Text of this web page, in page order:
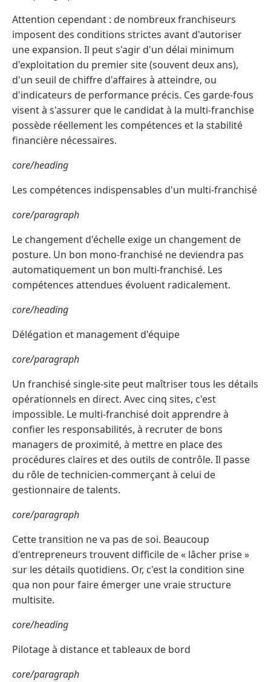
Attention cependant : de nombreux franchiseurs
imposent des conditions strictes avant d'autoriser
une expansion. Il peut s'agir d'un délai minimum
d'exploitation du premier site (souvent deux ans),
d'un seuil de chiffre d'affaires à atteindre, ou
d'indicateurs de performance précis. Ces garde-fous
visent à s'assurer que le candidat à la multi-franchise
possède réellement les compétences et la stabilité
financière nécessaires.
core/heading
Les compétences indispensables d'un multi-franchisé
core/paragraph
Le changement d'échelle exige un changement de
posture. Un bon mono-franchisé ne deviendra pas
automatiquement un bon multi-franchisé. Les
compétences attendues évoluent radicalement.
core/heading
Délégation et management d'équipe
core/paragraph
Un franchisé single-site peut maîtriser tous les détails
opérationnels en direct. Avec cinq sites, c'est
impossible. Le multi-franchisé doit apprendre à
confier les responsabilités, à recruter de bons
managers de proximité, à mettre en place des
procédures claires et des outils de contrôle. Il passe
du rôle de technicien-commerçant à celui de
gestionnaire de talents.
core/paragraph
Cette transition ne va pas de soi. Beaucoup
d'entrepreneurs trouvent difficile de « lâcher prise »
sur les détails quotidiens. Or, c'est la condition sine
qua non pour faire émerger une vraie structure
multisite.
core/heading
Pilotage à distance et tableaux de bord
core/paragraph